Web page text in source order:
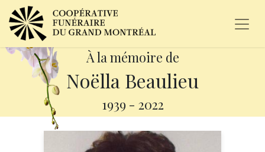
À la mémoire de
Noëlla Beaulieu
1939 - 2022